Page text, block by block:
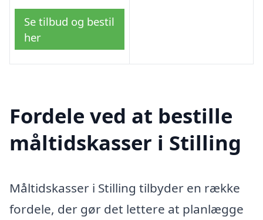
Se tilbud og bestil
her
Fordele ved at bestille
måltidskasser i Stilling
Måltidskasser i Stilling tilbyder en række
fordele, der gør det lettere at planlægge